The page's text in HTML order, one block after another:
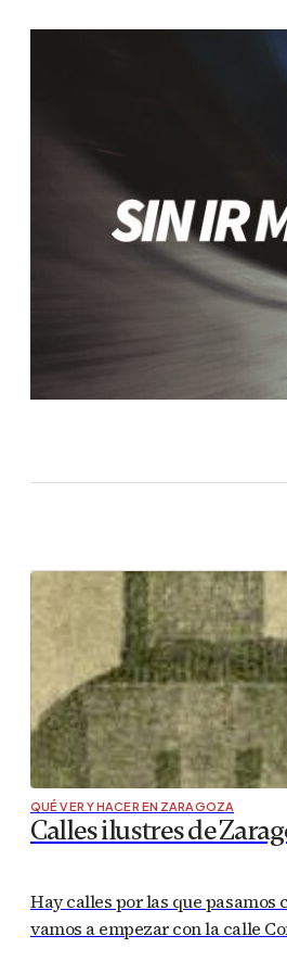
QUÉ VER Y HACER EN ZARAGOZA
Calles ilustres de
Hay calles por las que
vamos a empezar con la calle